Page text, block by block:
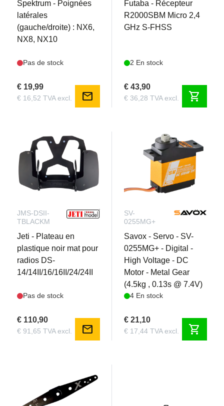
Spektrum - Poignées
latérales
(gauche/droite) : NX6,
NX8, NX10
Pas de stock
€ 19,99
€ 16,52 TVA excl. mail
Futaba - Récepteur
R2000SBM Micro 2,4
GHz S-FHSS
2 En stock
€ 43,90
€ 36,28 TVA excl. shopping_cart
JMS-DSII-
TBLACKM
Jeti - Plateau en
plastique noir mat pour
radios DS-
14/14II/16/16II/24/24II
Pas de stock
€ 110,90
€ 91,65 TVA excl. mail
SV-
0255MG+
Savox - Servo - SV-
0255MG+ - Digital -
High Voltage - DC
Motor - Metal Gear
(4.5kg , 0.13s @ 7.4V)
4 En stock
€ 21,10
€ 17,44 TVA excl. shopping_cart